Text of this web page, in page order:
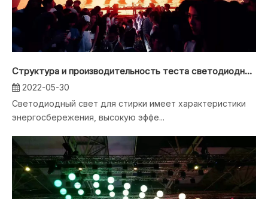
Структура и производительность теста светодиодной стирки
2022-05-30
Светодиодный свет для стирки имеет характеристики
энергосбережения, высокую эффе...